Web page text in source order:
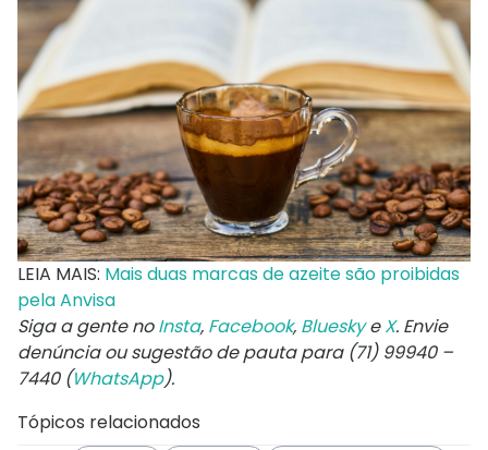
LEIA MAIS: Mais duas marcas de azeite são proibidas
pela Anvisa
Siga a gente noInsta, Facebook, BlueskyeX. Envie
denúncia ou sugestão de pauta para (71) 99940 –
7440 (WhatsApp).
Tópicos relacionados